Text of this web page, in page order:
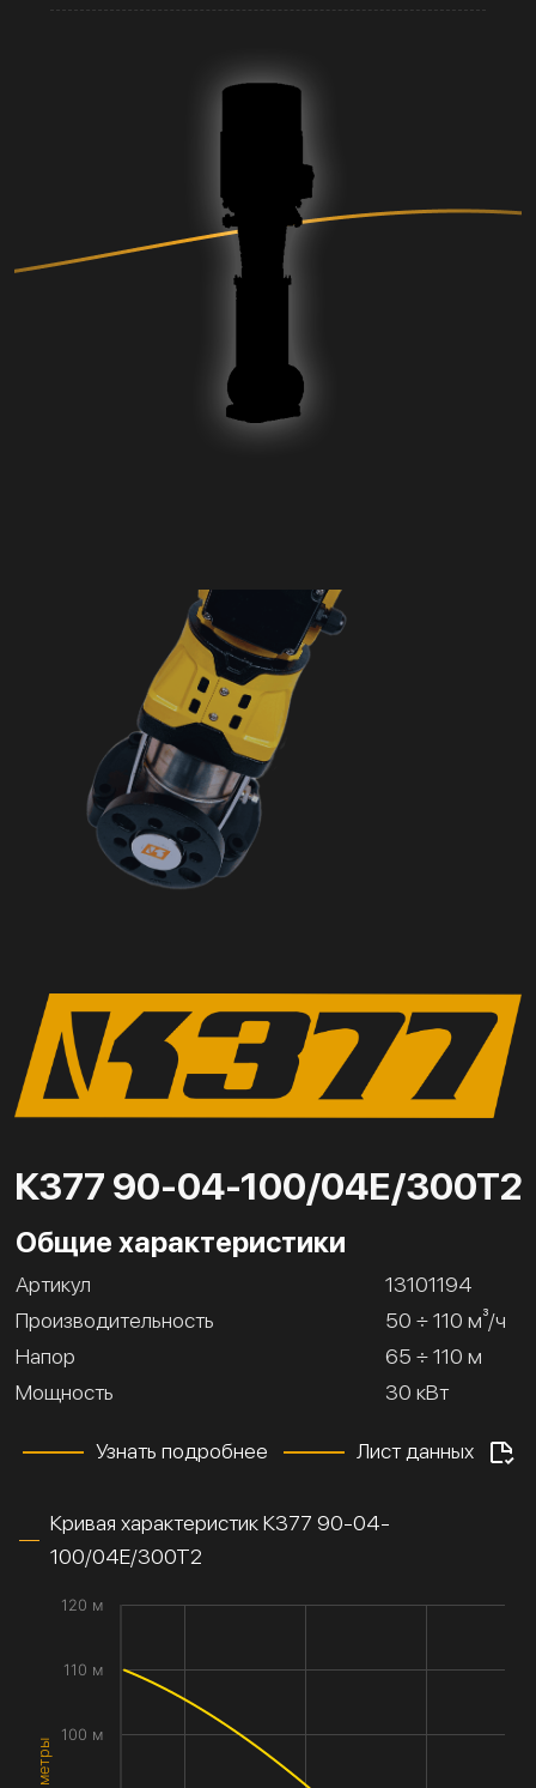
К377 90-04-100/04Е/300Т2
Общие характеристики
Артикул
13101194
Производительность
50 ÷ 110 м³/ч
Напор
65 ÷ 110 м
Мощность
30 кВт
Узнать подробнее Лист данных
Кривая характеристик К377 90-04-
100/04Е/300Т2
100 м
110 м
120 м